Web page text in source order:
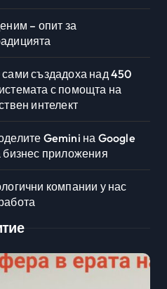
– опит за
сами създадоха над 450
с помощта на
интелект
Gemini на Google
бизнес приложения
компании у нас